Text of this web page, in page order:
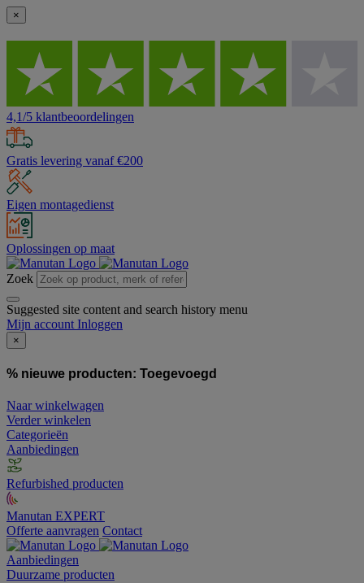
×
4,1/5 klantbeoordelingen
Gratis levering vanaf €200
Eigen montagedienst
Oplossingen op maat
Zoek
Suggested site content and search history menu
Mijn account Inloggen
×
% nieuwe producten: Toegevoegd
Naar winkelwagen
Verder winkelen
Categorieën
Aanbiedingen
Refurbished producten
Manutan EXPERT
Offerte aanvragen Contact
Aanbiedingen
Duurzame producten